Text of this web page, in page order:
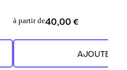
à partir de40,00 €
AJOUTER